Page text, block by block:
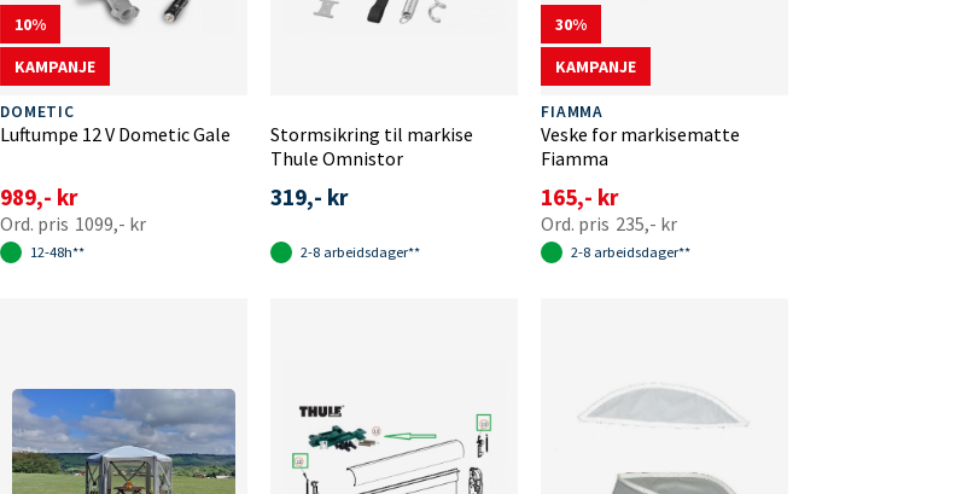
10
KAMPANJE
DOMETIC
Luftumpe 12 V Dometic Gale
989,- kr
1099,- kr
12-48h**
Stormsikring til markise
Thule Omnistor
319,- kr
2-8 arbeidsdager**
30
KAMPANJE
FIAMMA
Veske for markisematte
Fiamma
165,- kr
235,- kr
2-8 arbeidsdager**